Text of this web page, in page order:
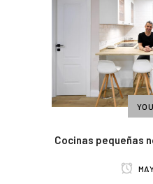
Cocinas pequeñas